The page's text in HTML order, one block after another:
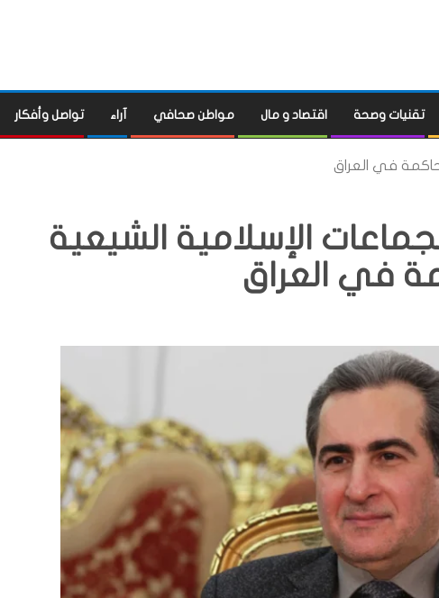
تقنيات وصحة اقتصاد و مال مواطن صحافي آراء تواصل وأفكار
في العراق
الإسلامية الشيعية
في العراق